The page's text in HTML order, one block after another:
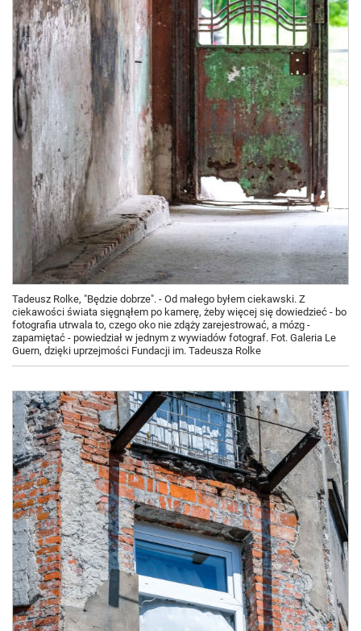
Tadeusz Rolke, "Będzie dobrze". - Od małego byłem ciekawski. Z
ciekawości świata sięgnąłem po kamerę, żeby więcej się dowiedzieć - bo
fotografia utrwala to, czego oko nie zdąży zarejestrować, a mózg -
zapamiętać - powiedział w jednym z wywiadów fotograf. Fot. Galeria Le
Guern, dzięki uprzejmości Fundacji im. Tadeusza Rolke